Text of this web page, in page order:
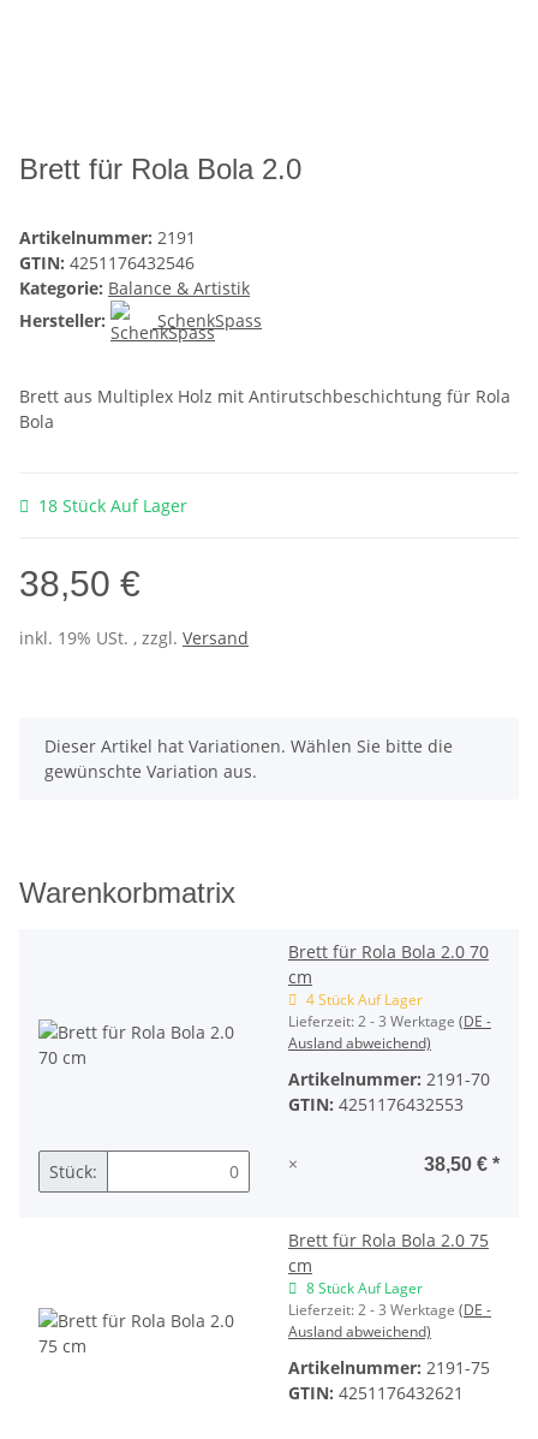
Brett für Rola Bola 2.0
Artikelnummer: 2191
GTIN: 4251176432546
Kategorie: Balance & Artistik
Hersteller:
SchenkSpass
Brett aus Multiplex Holz mit Antirutschbeschichtung für Rola
Bola
18 Stück Auf Lager
38,50 €
inkl. 19% USt. , zzgl. Versand
x
Dieser Artikel hat Variationen. Wählen Sie bitte die
gewünschte Variation aus.
Warenkorbmatrix
Brett für Rola Bola 2.0 70
cm
4 Stück Auf Lager
Lieferzeit:2 - 3 Werktage (DE -
Ausland abweichend)
Artikelnummer: 2191-70
GTIN: 4251176432553
Stück: × 38,50 € *
Brett für Rola Bola 2.0 75
cm
8 Stück Auf Lager
Lieferzeit:2 - 3 Werktage (DE -
Ausland abweichend)
Artikelnummer: 2191-75
GTIN: 4251176432621